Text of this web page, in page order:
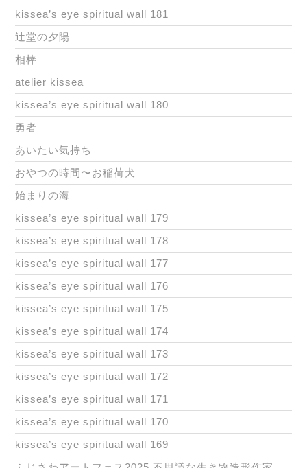
kissea’s eye spiritual wall 181
辻堂の夕陽
相棒
atelier kissea
kissea’s eye spiritual wall 180
勇者
あいたい気持ち
おやつの時間〜お稲荷犬
始まりの海
kissea’s eye spiritual wall 179
kissea’s eye spiritual wall 178
kissea’s eye spiritual wall 177
kissea’s eye spiritual wall 176
kissea’s eye spiritual wall 175
kissea’s eye spiritual wall 174
kissea’s eye spiritual wall 173
kissea’s eye spiritual wall 172
kissea’s eye spiritual wall 171
kissea’s eye spiritual wall 170
kissea’s eye spiritual wall 169